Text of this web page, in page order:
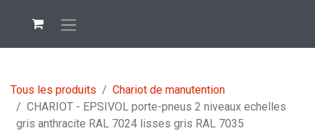
Tous les produits
Chariot de manutention
CHARIOT - EPSIVOL porte-pneus 2 niveaux echelles
gris anthracite RAL 7024 lisses gris RAL 7035